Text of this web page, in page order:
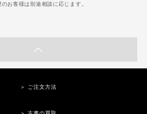
お客様は別途相談に応じます。
＞ ご注文方法